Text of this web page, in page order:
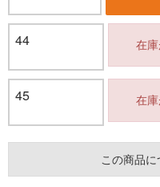
44 在
45 在
この商品